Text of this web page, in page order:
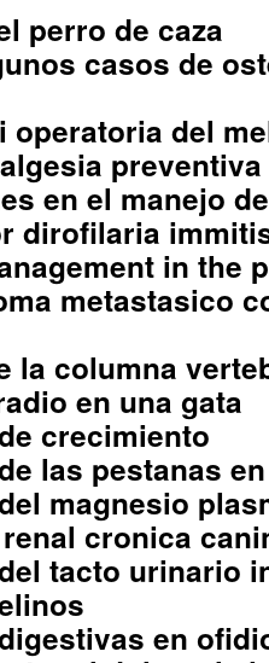
perro de caza
casos de
operatoria del
en el manejo
dirofilaria
in the
metastasico
la columna
en una gata
crecimiento
las pestanas
magnesio
cronica
tacto urinario
en